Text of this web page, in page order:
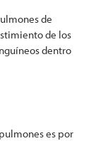
de
de los
dentro
es por